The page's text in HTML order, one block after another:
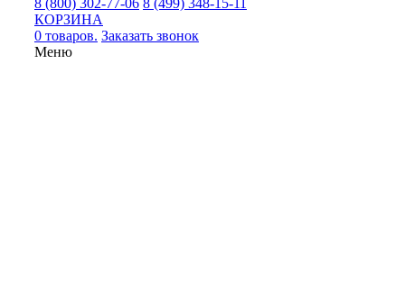
8 (800) 302-77-06 8 (499) 348-15-11
КОРЗИНА
0 товаров. Заказать звонок
Меню